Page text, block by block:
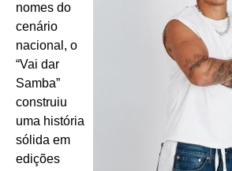
nomes do
cenário
nacional, o
“Vai dar
Samba”
construiu
uma história
sólida em
edições